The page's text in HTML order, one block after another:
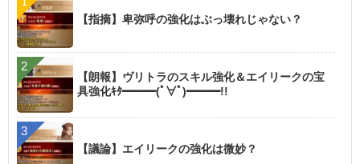
【指摘】卑弥呼の強化はぶっ壊れじゃない？
【朗報】ヴリトラのスキル強化＆エイリークの宝
具強化ｷﾀ━━━(ﾟ∀ﾟ)━━━!!
【議論】エイリークの強化は微妙？